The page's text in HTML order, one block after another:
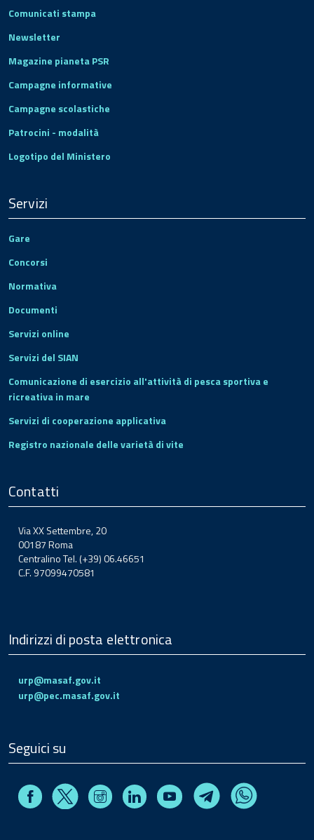
Comunicati stampa
Newsletter
Magazine pianeta PSR
Campagne informative
Campagne scolastiche
Patrocini - modalità
Logotipo del Ministero
Servizi
Gare
Concorsi
Normativa
Documenti
Servizi online
Servizi del SIAN
Comunicazione di esercizio all'attività di pesca sportiva e
ricreativa in mare
Servizi di cooperazione applicativa
Registro nazionale delle varietà di vite
Contatti
Via XX Settembre, 20
00187 Roma
Centralino Tel. (+39) 06.46651
C.F. 97099470581
Indirizzi di posta elettronica
urp@masaf.gov.it
urp@pec.masaf.gov.it
Seguici su
FacebookX InstagramLinkedin Youtube TelegramWhatsapp